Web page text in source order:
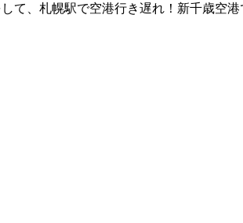
て、札幌駅で空港行き遅れ！新千歳空